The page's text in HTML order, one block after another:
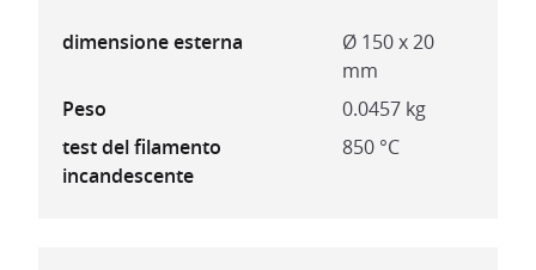
dimensione esterna
Ø 150 x 20
mm
Peso
0.0457 kg
test del filamento
incandescente
850 °C